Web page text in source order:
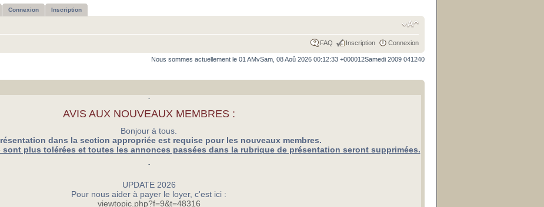
Connexion Inscription
FAQ Inscription Connexion
Nous sommes actuellement le 01 AMvSam, 08 Aoû 2026 00:12:33 +000012Samedi 2009 041240
-
AVIS AUX NOUVEAUX MEMBRES :
Bonjour à tous.
dans la section appropriée est requise pour les nouveaux membres.
plus tolérées et toutes les annonces passées dans la rubrique de présentation seront supprimées.
-
UPDATE 2026
Pour nous aider à payer le loyer, c'est ici :
viewtopic.php?f=9&t=48316